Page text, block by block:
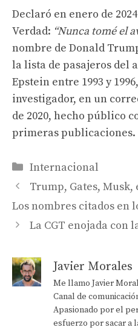
Declaró en enero de
Verdad: “Nunca tomé el
nombre de Donald
la lista de pasajeros del
Epstein entre 1993 y
investigador, en un
de 2020, hecho público
primeras publicaciones.
Categorías
Internacional
Trump, Gates,
Los nombres citados en
La CGT enojada con
Javier Morales
Me llamo Javier
Canal de
Apasionado por el
esfuerzo por sacar a